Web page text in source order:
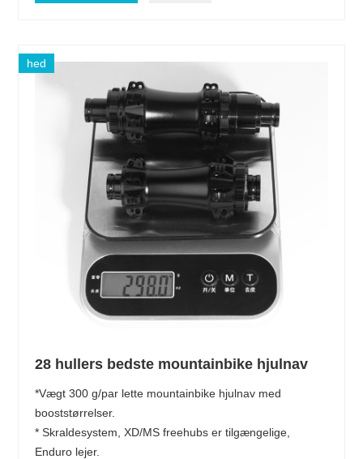
hed
28 hullers bedste mountainbike hjulnav
*Vægt 300 g/par lette mountainbike hjulnav med
booststørrelser.
* Skraldesystem, XD/MS freehubs er tilgængelige,
Enduro lejer.